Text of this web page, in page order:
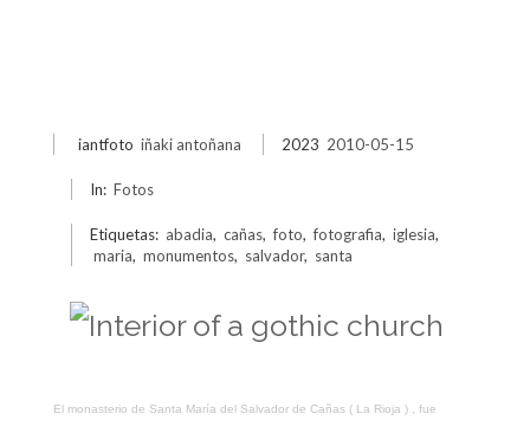
iantfoto iñaki antoñana 2023 2010-05-15
In: Fotos
Etiquetas: abadia, cañas, foto, fotografia, iglesia,
maria, monumentos, salvador, santa
El monasterio de Santa María del Salvador de Cañas ( La Rioja ) , fue